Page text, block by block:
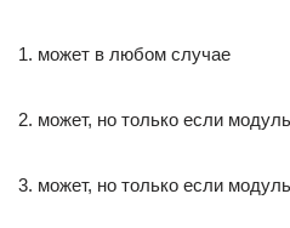
1. может в любом случае
2. может, но только если
3. может, но только если